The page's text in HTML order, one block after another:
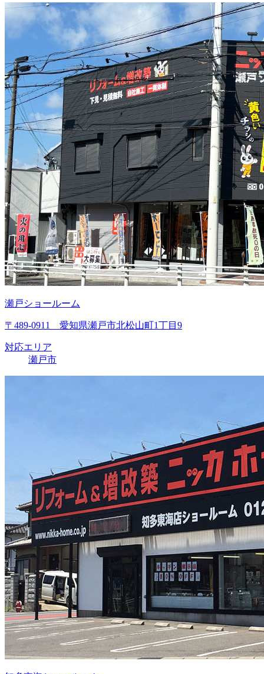
瀬戸ショールーム
〒489-0911 愛知県瀬戸市北松山町1丁目9
対応エリア
瀬戸市